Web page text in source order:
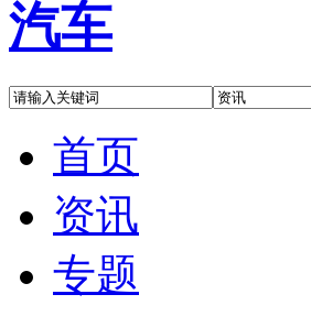
首页
资讯
专题